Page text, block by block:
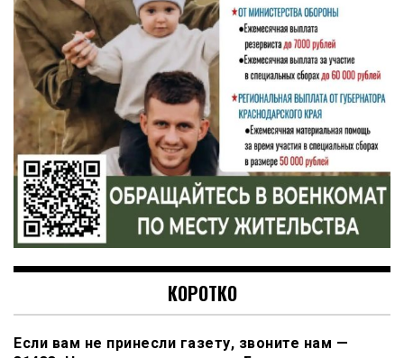
КОРОТКО
Если вам не принесли газету, звоните нам —